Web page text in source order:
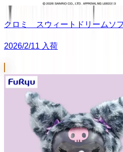
クロミ スウィートドリームソ
2026/2/11 入荷